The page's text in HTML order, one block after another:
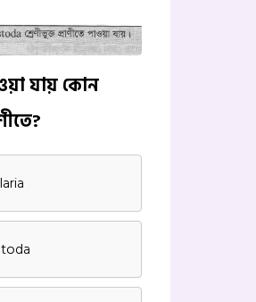
যায় কোন